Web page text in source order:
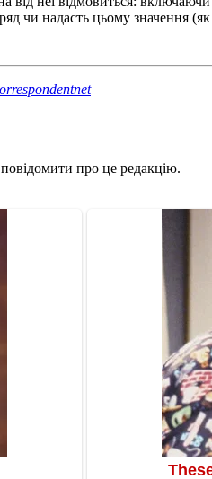
чи надасть цьому значення
про це редакцію.